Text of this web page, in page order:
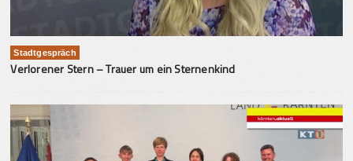
Stadtgespräch
Verlorener Stern – Trauer um ein Sternenkind